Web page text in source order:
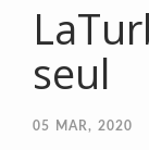
seul
05 MAR, 2020